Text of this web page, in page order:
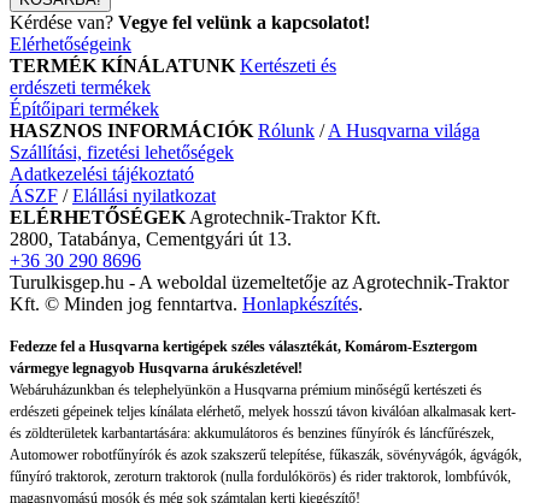
Kérdése van? Vegye fel velünk a kapcsolatot!
Elérhetőségeink
TERMÉK KÍNÁLATUNK Kertészeti és
erdészeti termékek
Építőipari termékek
HASZNOS INFORMÁCIÓK Rólunk /A Husqvarna világa
Szállítási, fizetési lehetőségek
Adatkezelési tájékoztató
ÁSZF /Elállási nyilatkozat
ELÉRHETŐSÉGEK Agrotechnik-Traktor Kft.
2800, Tatabánya, Cementgyári út 13.
+36 30 290 8696
Turulkisgep.hu - A weboldal üzemeltetője az Agrotechnik-Traktor
Kft. © Minden jog fenntartva. Honlapkészítés.
Fedezze fel a Husqvarna kertigépek széles választékát, Komárom-Esztergom
vármegye legnagyob Husqvarna árukészletével!
Webáruházunkban és telephelyünkön a Husqvarna prémium minőségű kertészeti és
erdészeti gépeinek teljes kínálata elérhető, melyek hosszú távon kiválóan alkalmasak kert-
és zöldterületek karbantartására: akkumulátoros és benzines fűnyírók és láncfűrészek,
Automower robotfűnyírók és azok szakszerű telepítése, fűkaszák, sövényvágók, ágvágók,
fűnyíró traktorok, zeroturn traktorok (nulla fordulókörös) és rider traktorok, lombfúvók,
magasnyomású mosók és még sok számtalan kerti kiegészítő!